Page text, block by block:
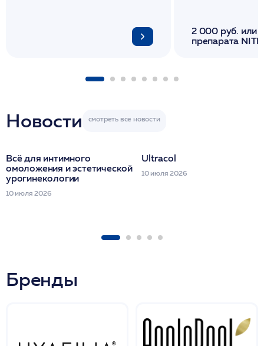
2 000 руб. или
препарата
Новости
Всё для интимного
омоложения и эстетической
урогинекологии
10 июля 2026
Ultracol
10 июля 2026
Бренды